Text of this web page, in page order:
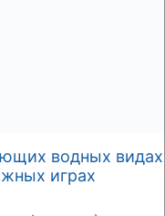
водных видах
играх